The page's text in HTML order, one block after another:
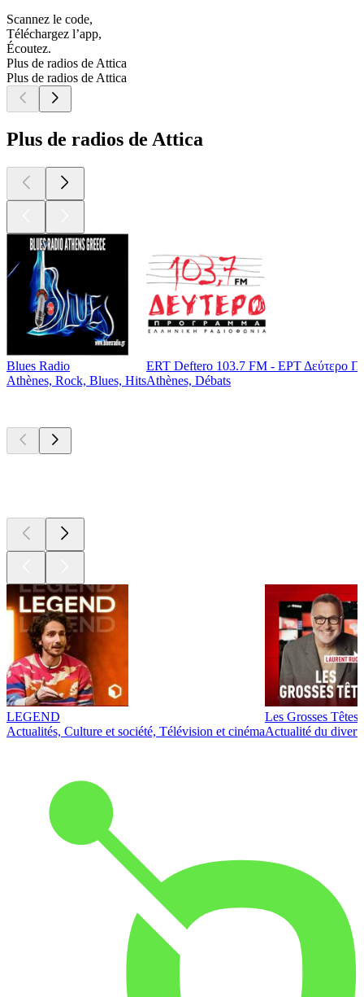
Scannez le code,
Téléchargez l’app,
Écoutez.
Plus de radios de Attica
Plus de radios de Attica
Plus de radios de Attica
Blues Radio
Athènes, Rock, Blues, Hits
ERT Deftero 103.7 FM - ΕΡΤ Δεύτερο
Athènes, Débats
LEGEND
Actualités, Culture et société, Télévision et cinéma
Les Grosses Têtes
Actualité du